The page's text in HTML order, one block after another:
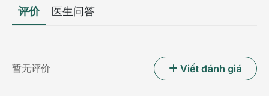
评价 医生问答
暂无评价 Viết đánh giá